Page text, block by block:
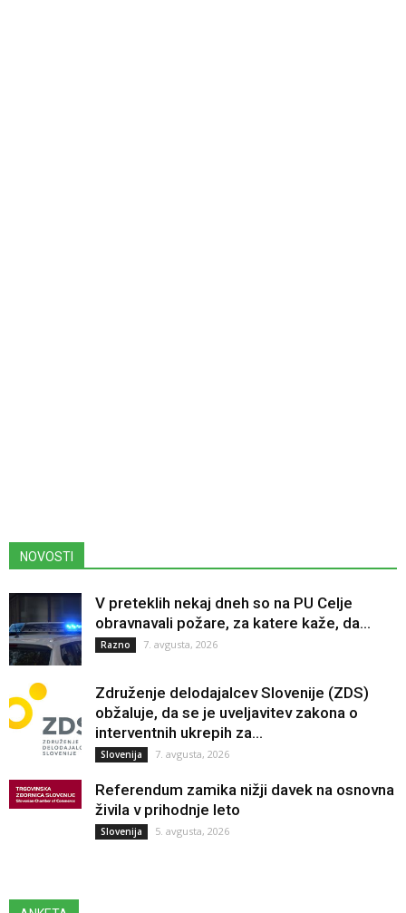
NOVOSTI
V preteklih nekaj dneh so na PU Celje
obravnavali požare, za katere kaže, da...
Razno 7. avgusta, 2026
Združenje delodajalcev Slovenije (ZDS)
obžaluje, da se je uveljavitev zakona o
interventnih ukrepih za...
Slovenija 7. avgusta, 2026
Referendum zamika nižji davek na osnovna
živila v prihodnje leto
Slovenija 5. avgusta, 2026